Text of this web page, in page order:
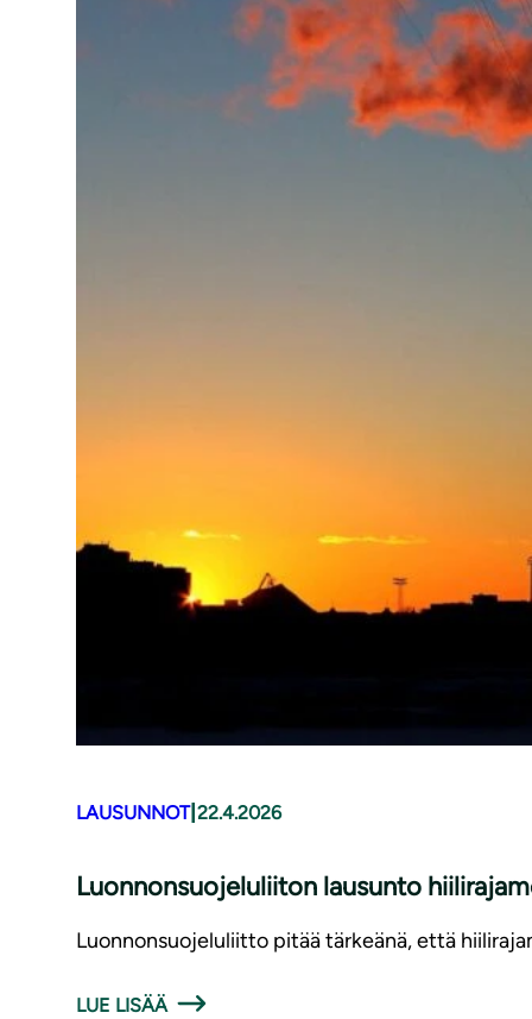
LAUSUNNOT| 22.4.2026
Luonnonsuojeluliiton lausunto
Luonnonsuojeluliitto pitää tärkeänä, että
LUE LISÄÄ